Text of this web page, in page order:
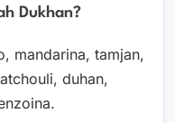
Dukhan?
mandarina, tamjan,
duhan,